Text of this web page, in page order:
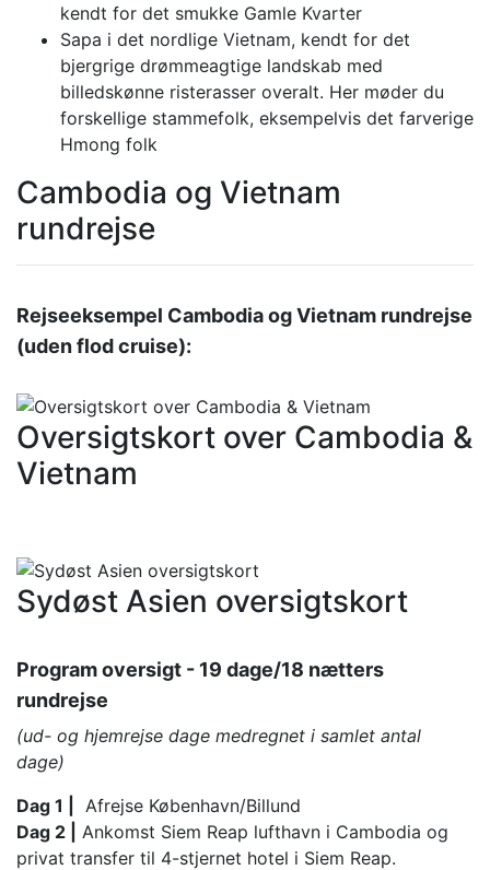
kendt for det smukke Gamle Kvarter
Sapa i det nordlige Vietnam, kendt for det
bjergrige drømmeagtige landskab med
billedskønne risterasser overalt. Her møder du
forskellige stammefolk, eksempelvis det farverige
Hmong folk
Cambodia og Vietnam
rundrejse
Rejseeksempel Cambodia og Vietnam rundrejse
(uden flod cruise):
Oversigtskort over Cambodia &
Vietnam
Sydøst Asien oversigtskort
Program oversigt - 19 dage/18 nætters
rundrejse
(ud- og hjemrejse dage medregnet i samlet antal
dage)
Dag 1 |
Afrejse København/Billund
Dag 2 |
Ankomst Siem Reap lufthavn i Cambodia og
privat transfer til 4-stjernet hotel i Siem Reap.